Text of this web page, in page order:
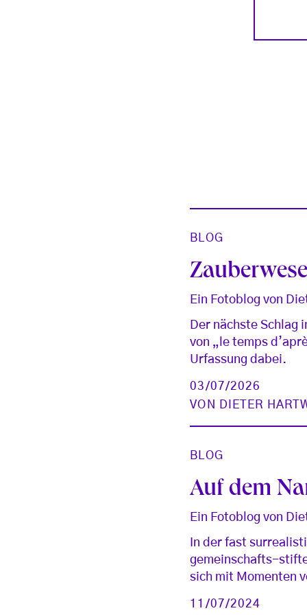
BLOG
Ein Fotoblog von
Der nächste Schlag
von „le temps
Urfassung dabei.
03/07/2026
VON
DIETER
BLOG
Auf dem
Ein Fotoblog von
In der fast
gemeinschafts-
sich mit Momenten
11/07/2024